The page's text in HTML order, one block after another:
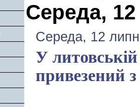
Середа,
Середа, 12
У
привезений